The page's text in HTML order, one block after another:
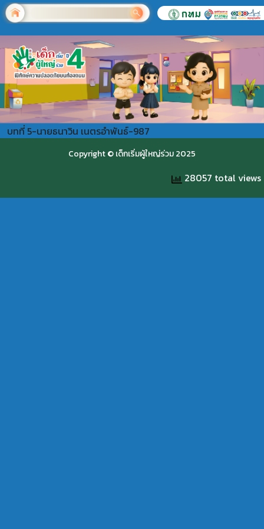
บทที่ 5-นายธนาวิน เนตรอำพันธ์-987
Copyright © เด็กเริ่มผู้ใหญ่ร่วม 2025
28057 total views